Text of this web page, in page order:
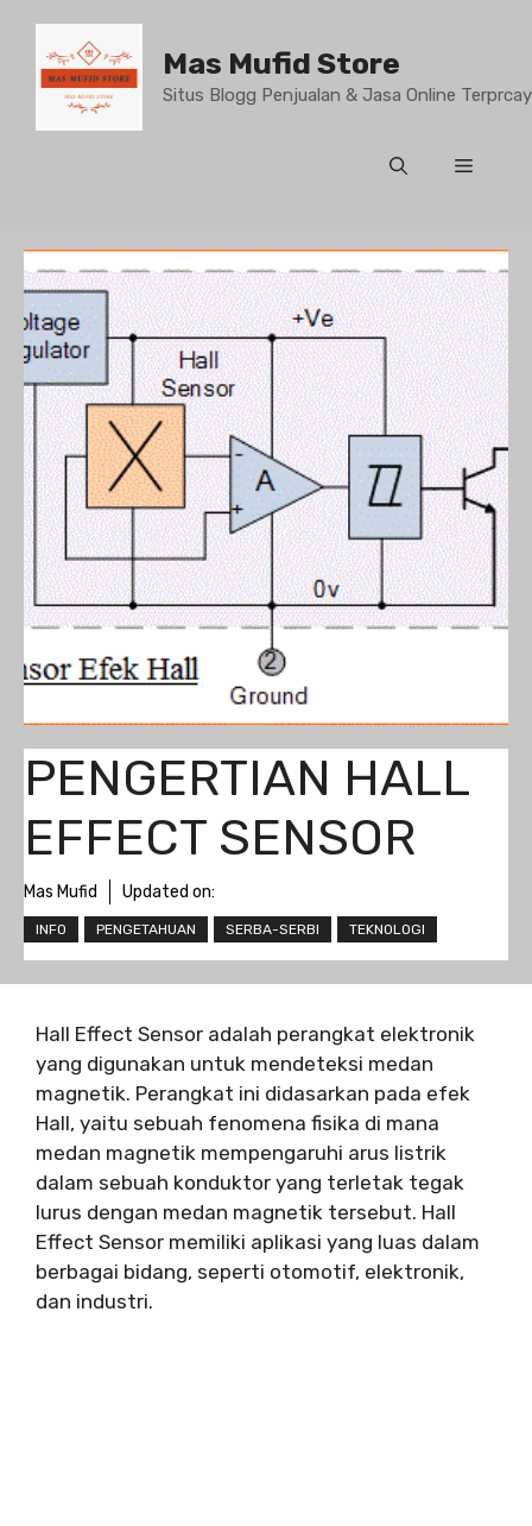
Mas Mufid Store
Situs Blogg Penjualan & Jasa Online
PENGERTIAN HALL
EFFECT SENSOR
Mas Mufid Updated on:
INFO PENGETAHUAN SERBA-SERBI TEKNOLOGI
Hall Effect Sensor adalah perangkat elektronik
yang digunakan untuk mendeteksi medan
magnetik. Perangkat ini didasarkan pada efek
Hall, yaitu sebuah fenomena fisika di mana
medan magnetik mempengaruhi arus listrik
dalam sebuah konduktor yang terletak tegak
lurus dengan medan magnetik tersebut. Hall
Effect Sensor memiliki aplikasi yang luas dalam
berbagai bidang, seperti otomotif, elektronik,
dan industri.